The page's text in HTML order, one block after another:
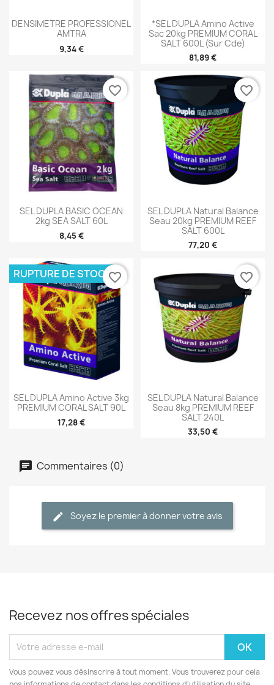
DENSIMETRE PROFESSIONEL
AMTRA
9,34 €
*SEL DUPLA Amino Active
Sac 20kg PREMIUM CORAL
SALT 600L (sur Cde)
81,89 €
SEL DUPLA BASIC OCEAN
2kg SEA SALT 60L
8,45 €
favorite_border
SEL DUPLA Natural Balance
Seau 20kg PREMIUM REEF
SALT 600L
77,20 €
favorite_border
SEL DUPLA Amino Active 3kg
PREMIUM CORAL SALT 90L
17,28 €
RUPTURE DE STOCKfavorite_border
SEL DUPLA Natural Balance
Seau 8kg PREMIUM REEF
SALT 240L
33,50 €
favorite_border
Commentaires (0)
Soyez le premier à donner votre avis
Recevez nos offres spéciales
Vous pouvez vous désinscrire à tout moment. Vous trouverez pour cela